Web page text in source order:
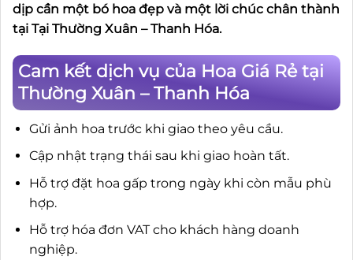
dịp cần một bó hoa đẹp và một lời chúc chân thành
tại Tại Thường Xuân – Thanh Hóa.
Cam kết dịch vụ của Hoa Giá Rẻ tại
Thường Xuân – Thanh Hóa
Gửi ảnh hoa trước khi giao theo yêu cầu.
Cập nhật trạng thái sau khi giao hoàn tất.
Hỗ trợ đặt hoa gấp trong ngày khi còn mẫu phù
hợp.
Hỗ trợ hóa đơn VAT cho khách hàng doanh
nghiệp.